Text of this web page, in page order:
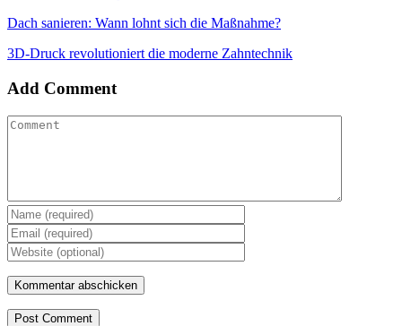
Dach sanieren: Wann lohnt sich die Maßnahme?
3D-Druck revolutioniert die moderne Zahntechnik
Add Comment
Post Comment